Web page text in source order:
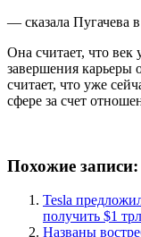
— сказала Пугачева
Она считает, что век
завершения карьеры
считает, что уже
сфере за счет
Похожие записи:
Tesla
получить $1
Названы